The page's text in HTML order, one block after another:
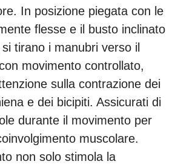
In posizione piegata con le
flesse e il busto inclinato
tirano i manubri verso il
movimento controllato,
sulla contrazione dei
e dei bicipiti. Assicurati di
durante il movimento per
muscolare.
non solo stimola la